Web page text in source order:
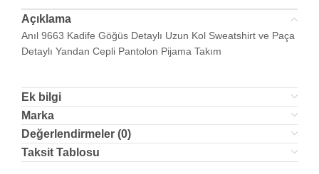
Açıklama
Anıl 9663 Kadife Göğüs Detaylı Uzun Kol Sweatshirt ve Paça
Detaylı Yandan Cepli Pantolon Pijama Takım
Ek bilgi
Marka
Değerlendirmeler (0)
Taksit Tablosu